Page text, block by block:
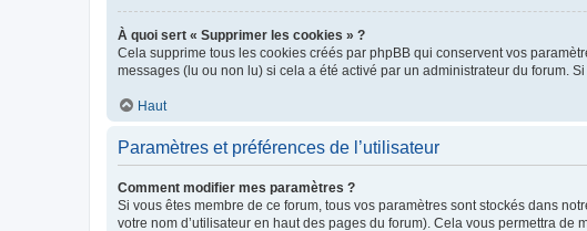
À quoi sert « Supprimer les cookies » ?
Cela supprime tous les cookies créés par phpBB qui conservent vos
messages (lu ou non lu) si cela a été activé par un administrateur du forum.
Haut
Paramètres et préférences de l’utilisateur
Comment modifier mes paramètres ?
Si vous êtes membre de ce forum, tous vos paramètres sont stockés dans
votre nom d’utilisateur en haut des pages du forum). Cela vous permettra de